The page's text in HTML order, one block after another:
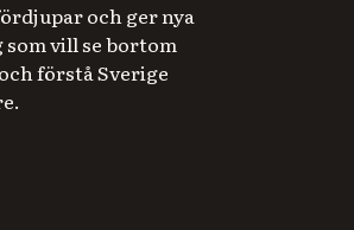
och ger nya
vill se bortom
förstå Sverige